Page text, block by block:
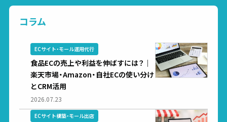
コラム
ECサイト・モール運用代行
食品ECの売上や利益を伸ばすには？｜
楽天市場・Amazon・自社ECの使い分け
とCRM活用
2026.07.23
ECサイト構築・モール出店